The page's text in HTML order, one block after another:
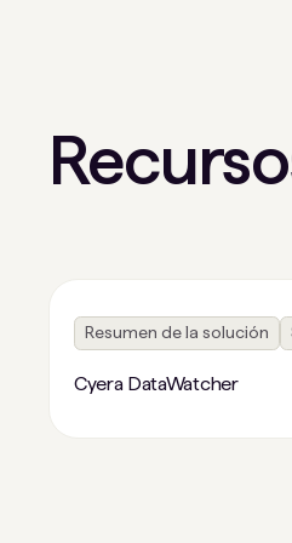
Resumen de la solución
Cyera DataWatcher